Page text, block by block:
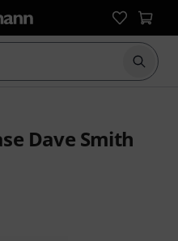
Börja
Dave Smith
40 kundbetyg